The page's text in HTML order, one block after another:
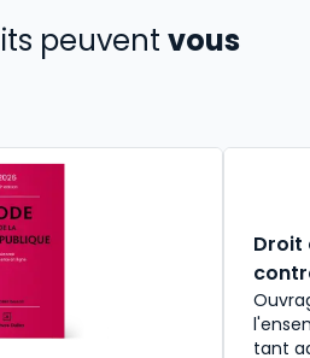
peuvent vous
Droit
tant